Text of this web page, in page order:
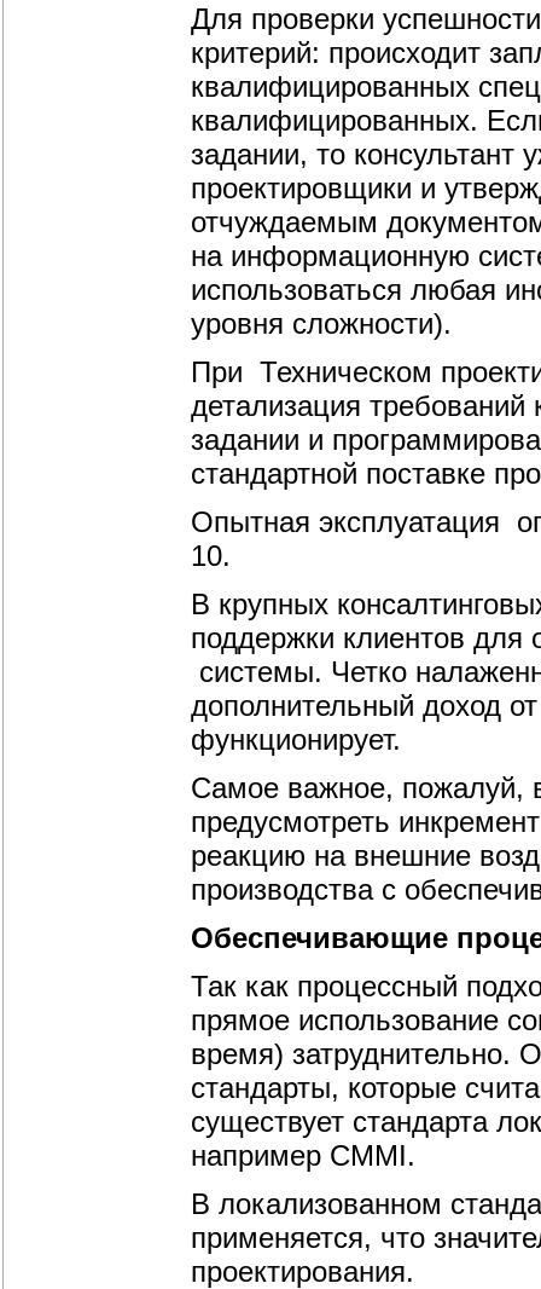
Для проверки
критерий: происходит
квалифицированных
квалифицированных.
задании, то консультант
проектировщики и
отчуждаемым
на информационную
использоваться любая
уровня сложности).
При Техническом
детализация требований
задании и
стандартной поставке
Опытная эксплуатация
10.
В крупных
поддержки клиентов для
системы. Четко
дополнительный доход
функционирует.
Самое важное, пожалуй,
предусмотреть
реакцию на внешние
производства с
Обеспечивающие
Так как процессный
прямое использование
время) затруднительно.
стандарты, которые
существует стандарта
например CMMI.
В локализованном
применяется, что
проектирования.